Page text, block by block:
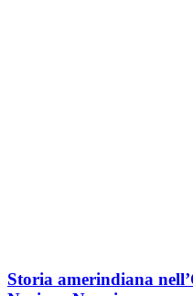
Storia amerindiana